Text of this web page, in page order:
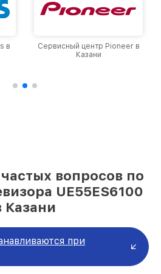
в
Сервисный центр Pioneer в
Казани
вопросов по
UE55ES6100
Казани
при